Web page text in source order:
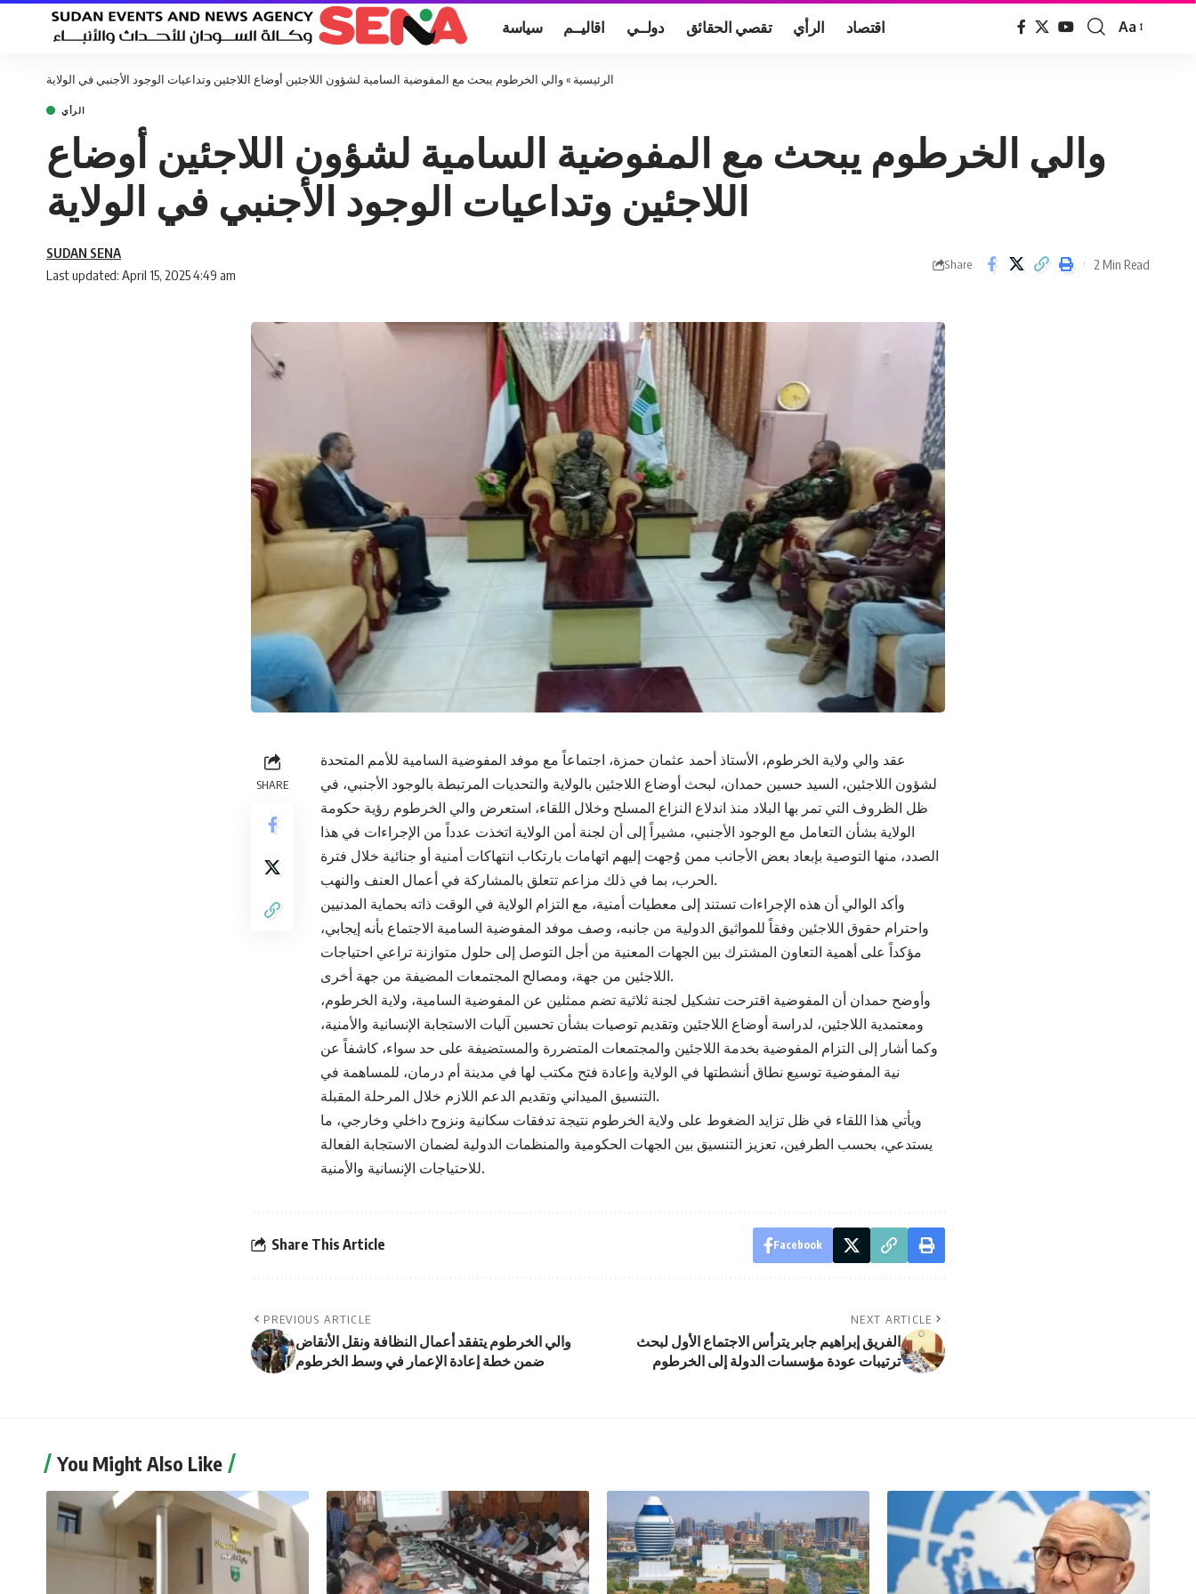
سياسة اقاليــم دولــي تقصي الحقائق الرأي اقتصاد
Font
Aa
الرئيسية »والي الخرطوم يبحث مع المفوضية السامية لشؤون اللاجئين أوضاع اللاجئين وتداعيات الوجود الأجنبي في الولاية
الرأي
والي الخرطوم يبحث مع المفوضية السامية لشؤون اللاجئين أوضاع
اللاجئين وتداعيات الوجود الأجنبي في الولاية
Last updated: April 15, 2025 4:49 am
SUDAN SENA
Share 2 Min Read
SHARE
عقد والي ولاية الخرطوم، الأستاذ أحمد عثمان حمزة، اجتماعاً مع موفد المفوضية السامية للأمم المتحدة
لشؤون اللاجئين، السيد حسين حمدان، لبحث أوضاع اللاجئين بالولاية والتحديات المرتبطة بالوجود الأجنبي، في
ظل الظروف التي تمر بها البلاد منذ اندلاع النزاع المسلح وخلال اللقاء، استعرض والي الخرطوم رؤية حكومة
الولاية بشأن التعامل مع الوجود الأجنبي، مشيراً إلى أن لجنة أمن الولاية اتخذت عدداً من الإجراءات في هذا
الصدد، منها التوصية بإبعاد بعض الأجانب ممن وُجهت إليهم اتهامات بارتكاب انتهاكات أمنية أو جنائية خلال فترة
الحرب، بما في ذلك مزاعم تتعلق بالمشاركة في أعمال العنف والنهب.
وأكد الوالي أن هذه الإجراءات تستند إلى معطيات أمنية، مع التزام الولاية في الوقت ذاته بحماية المدنيين
واحترام حقوق اللاجئين وفقاً للمواثيق الدولية من جانبه، وصف موفد المفوضية السامية الاجتماع بأنه إيجابي،
مؤكداً على أهمية التعاون المشترك بين الجهات المعنية من أجل التوصل إلى حلول متوازنة تراعي احتياجات
اللاجئين من جهة، ومصالح المجتمعات المضيفة من جهة أخرى.
وأوضح حمدان أن المفوضية اقترحت تشكيل لجنة ثلاثية تضم ممثلين عن المفوضية السامية، ولاية الخرطوم،
ومعتمدية اللاجئين، لدراسة أوضاع اللاجئين وتقديم توصيات بشأن تحسين آليات الاستجابة الإنسانية والأمنية،
وكما أشار إلى التزام المفوضية بخدمة اللاجئين والمجتمعات المتضررة والمستضيفة على حد سواء، كاشفاً عن
نية المفوضية توسيع نطاق أنشطتها في الولاية وإعادة فتح مكتب لها في مدينة أم درمان، للمساهمة في
التنسيق الميداني وتقديم الدعم اللازم خلال المرحلة المقبلة.
ويأتي هذا اللقاء في ظل تزايد الضغوط على ولاية الخرطوم نتيجة تدفقات سكانية ونزوح داخلي وخارجي، ما
يستدعي، بحسب الطرفين، تعزيز التنسيق بين الجهات الحكومية والمنظمات الدولية لضمان الاستجابة الفعالة
للاحتياجات الإنسانية والأمنية.
Share This Article Facebook
PREVIOUS ARTICLE
والي الخرطوم يتفقد أعمال النظافة ونقل الأنقاض
ضمن خطة إعادة الإعمار في وسط الخرطوم
NEXT ARTICLE
الفريق إبراهيم جابر يترأس الاجتماع الأول لبحث
ترتيبات عودة مؤسسات الدولة إلى الخرطوم
You Might Also Like